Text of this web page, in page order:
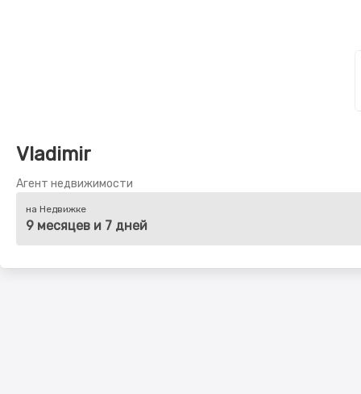
Vladimir
Агент недвижимости
на Недвижке
9 месяцев и 7 дней